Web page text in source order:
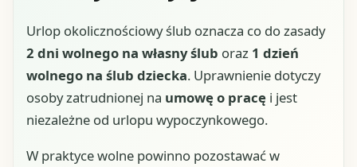
Urlop okolicznościowy ślub oznacza co do zasady
2 dni wolnego na własny ślub oraz 1 dzień
wolnego na ślub dziecka. Uprawnienie dotyczy
osoby zatrudnionej na umowę o pracę i jest
niezależne od urlopu wypoczynkowego.
W praktyce wolne powinno pozostawać w